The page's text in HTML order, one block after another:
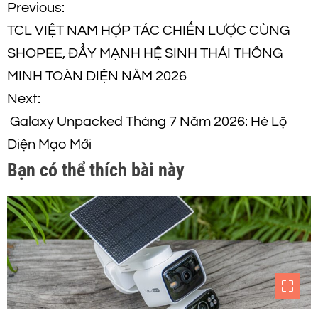
Đ
i
ề
u
h
ư
ớ
n
g
Previous:
TCL VIỆT NAM HỢP TÁC CHIẾN LƯỢC CÙNG
SHOPEE, ĐẨY MẠNH HỆ SINH THÁI THÔNG
MINH TOÀN DIỆN NĂM 2026
Next:
Galaxy Unpacked Tháng 7 Năm 2026: Hé Lộ
Diện Mạo Mới
Bạn có thể thích bài này